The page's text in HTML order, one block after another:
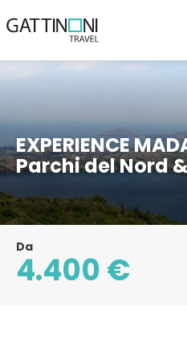
EXPERIENCE
Parchi del Nord
Nosy Be, Madagascar,
Da
4.400 €